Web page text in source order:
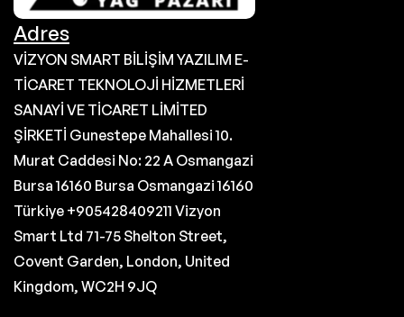
Adres
VİZYON SMART BİLİŞİM YAZILIM E-
TİCARET TEKNOLOJİ HİZMETLERİ
SANAYİ VE TİCARET LİMİTED
ŞİRKETİ Gunestepe Mahallesi 10.
Murat Caddesi No: 22 A Osmangazi
Bursa 16160 Bursa Osmangazi 16160
Türkiye +905428409211 Vizyon
Smart Ltd 71-75 Shelton Street,
Covent Garden, London, United
Kingdom, WC2H 9JQ